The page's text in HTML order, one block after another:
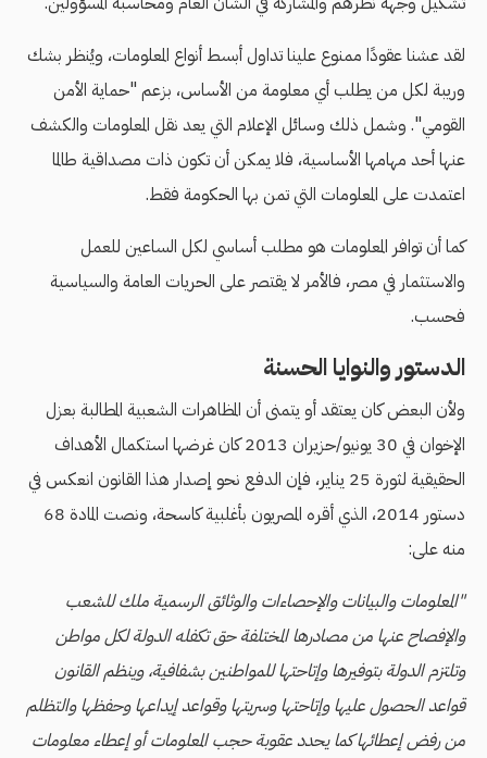
لقد عشنا عقودًا ممنوع علينا تداول أبسط أنواع المعلومات، ويُنظر بشك
وريبة لكل من يطلب أي معلومة من الأساس، بزعم "حماية الأمن
القومي". وشمل ذلك وسائل الإعلام التي يعد نقل المعلومات والكشف
عنها أحد مهامها الأساسية، فلا يمكن أن تكون ذات مصداقية طالما
اعتمدت على المعلومات التي تمن بها الحكومة فقط.
كما أن توافر المعلومات هو مطلب أساسي لكل الساعين للعمل
والاستثمار في مصر، فالأمر لا يقتصر على الحريات العامة والسياسية
فحسب.
الدستور والنوايا الحسنة
ولأن البعض كان يعتقد أو يتمنى أن المظاهرات الشعبية المطالبة بعزل
الإخوان في 30 يونيو/حزيران 2013 كان غرضها استكمال الأهداف
الحقيقية لثورة 25 يناير، فإن الدفع نحو إصدار هذا القانون انعكس في
دستور 2014، الذي أقره المصريون بأغلبية كاسحة، ونصت المادة 68
منه على:
"المعلومات والبيانات والإحصاءات والوثائق الرسمية ملك للشعب
والإفصاح عنها من مصادرها المختلفة حق تكفله الدولة لكل مواطن
وتلتزم الدولة بتوفيرها وإتاحتها للمواطنين بشفافية، وينظم القانون
قواعد الحصول عليها وإتاحتها وسريتها وقواعد إيداعها وحفظها والتظلم
من رفض إعطائها كما يحدد عقوبة حجب المعلومات أو إعطاء معلومات